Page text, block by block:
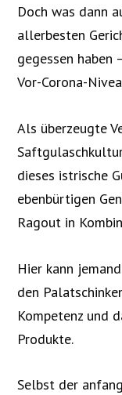
Doch was dann
allerbesten
gegessen haben
Vor-Corona-
Als überzeugte
dieses istrische
ebenbürtigen
Ragout in
Hier kann
den
Kompetenz und
Produkte.
Selbst der